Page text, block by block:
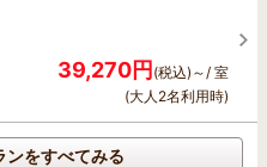
39,270円(税込)～/ 室
(大人2名利用時)
ンをすべてみる